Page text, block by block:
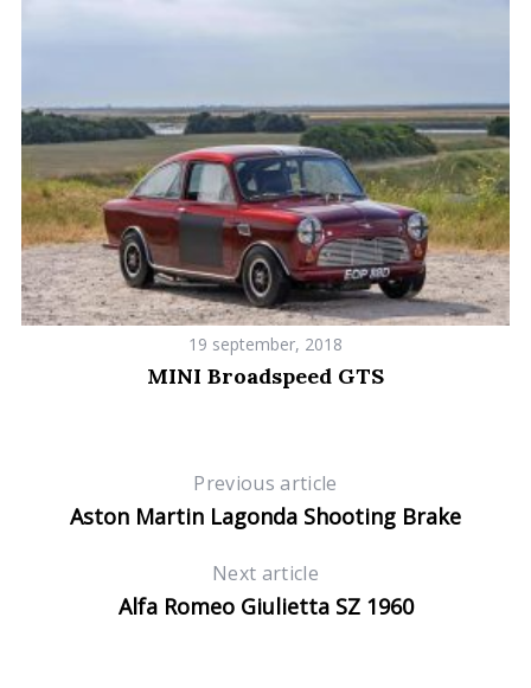
19 september, 2018
MINI Broadspeed GTS
Previous article
Aston Martin Lagonda Shooting Brake
Next article
Alfa Romeo Giulietta SZ 1960
f
o
r
: